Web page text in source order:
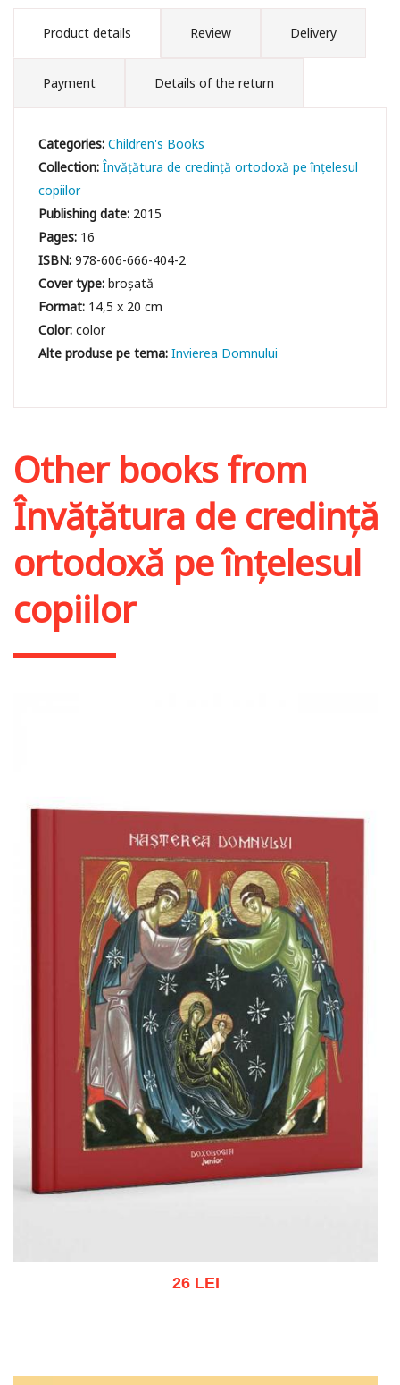
Product details Review Delivery
Payment Details of the return
Categories:Children's Books
Collection:Învățătura de credință ortodoxă pe înțelesul
copiilor
Publishing date: 2015
Pages: 16
ISBN:978-606-666-404-2
Cover type:broșată
Format: 14,5 x 20 cm
Color:color
Invierea Domnului
Other books from
Învățătura de credință
ortodoxă pe înțelesul
copiilor
26 LEI